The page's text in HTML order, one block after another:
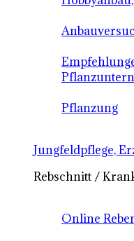
Pflanzung
Jungfeldpflege,
Rebschnitt /
Online